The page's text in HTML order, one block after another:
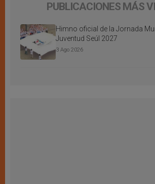
PUBLICACIONES MÁS
Himno oficial de la Jornada
Juventud Seúl 2027
3 Ago 2026